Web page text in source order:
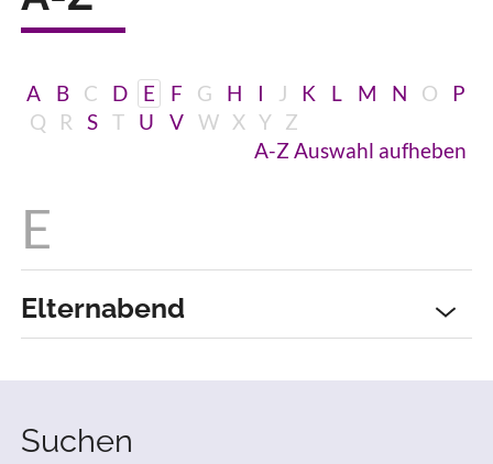
A B C D E F G H I J K L M N O
P
Q
R S T U V W X Y Z
A-Z Auswahl aufheben
Elternabend
Suchen